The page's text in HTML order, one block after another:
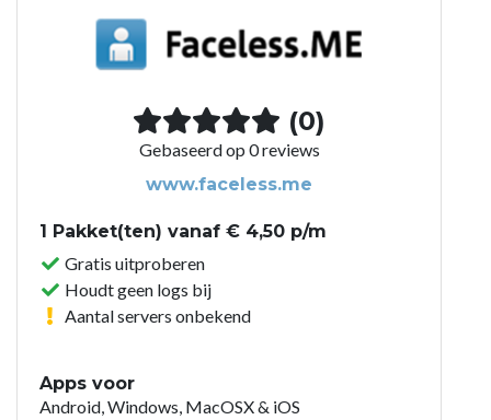
(0)
Gebaseerd op 0 reviews
www.faceless.me
1 Pakket(ten) vanaf € 4,50 p/m
Gratis uitproberen
Houdt geen logs bij
Aantal servers onbekend
Apps voor
Android, Windows, MacOSX & iOS